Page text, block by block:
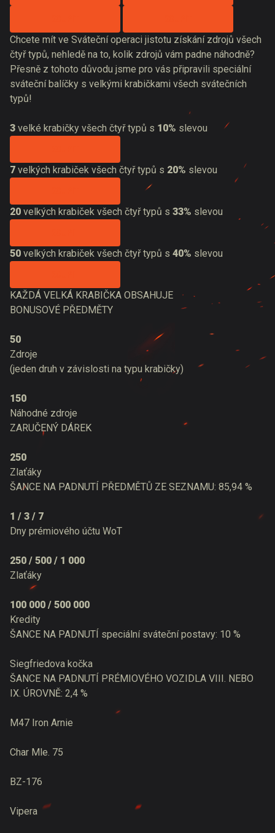
Chcete mít ve Sváteční operaci jistotu získání zdrojů všech
čtyř typů, nehledě na to, kolik zdrojů vám padne náhodně?
Přesně z tohoto důvodu jsme pro vás připravili speciální
sváteční balíčky s velkými krabičkami všech svátečních
typů!
3 velké krabičky všech čtyř typů s 10% slevou
7 velkých krabiček všech čtyř typů s 20% slevou
20 velkých krabiček všech čtyř typů s 33% slevou
50 velkých krabiček všech čtyř typů s 40% slevou
KAŽDÁ VELKÁ KRABIČKA OBSAHUJE
BONUSOVÉ PŘEDMĚTY
50
Zdroje
(jeden druh v závislosti na typu krabičky)
150
Náhodné zdroje
ZARUČENÝ DÁREK
250
Zlaťáky
ŠANCE NA PADNUTÍ PŘEDMĚTŮ ZE SEZNAMU: 85,94 %
1 / 3 / 7
Dny prémiového účtu WoT
250 / 500 / 1 000
Zlaťáky
100 000 / 500 000
Kredity
ŠANCE NA PADNUTÍ speciální sváteční postavy: 10 %
Siegfriedova kočka
ŠANCE NA PADNUTÍ PRÉMIOVÉHO VOZIDLA VIII. NEBO
IX. ÚROVNĚ: 2,4 %
M47 Iron Arnie
Char Mle. 75
BZ-176
Vipera